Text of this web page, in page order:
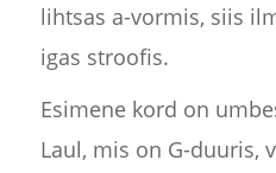
lihtsas a-vormis, siis
igas stroofis.
Esimene kord on
Laul, mis on G-duuris,